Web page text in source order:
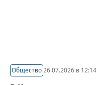
Общество26.07.2026 в 12:14